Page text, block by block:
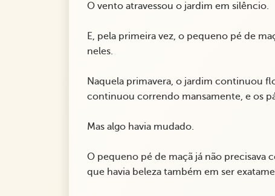
O vento atravessou o jardim em silêncio.
E, pela primeira vez, o pequeno pé de
neles.
Naquela primavera, o jardim continuou
continuou correndo mansamente, e os
Mas algo havia mudado.
O pequeno pé de maçã já não precisava
que havia beleza também em ser